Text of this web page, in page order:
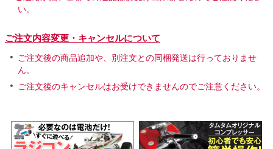
い。
ご注文内容変更・キャンセルについて
ご注文後の商品追加や、別注文との同梱発送は行っておりませ
ん。
ご注文後のキャンセルはお受けできませんのでご注意ください。